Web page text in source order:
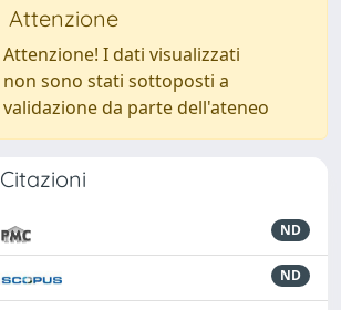
Attenzione
Attenzione! I dati visualizzati
non sono stati sottoposti a
validazione da parte dell'ateneo
Citazioni
ND
ND